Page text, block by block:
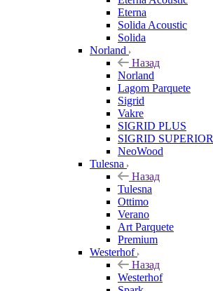
Eterna
Solida Acoustic
Solida
Norland
Назад
Norland
Lagom Parquete
Sigrid
Vakre
SIGRID PLUS
SIGRID SUPERIOR
NeoWood
Tulesna
Назад
Tulesna
Ottimo
Verano
Art Parquete
Premium
Westerhof
Назад
Westerhof